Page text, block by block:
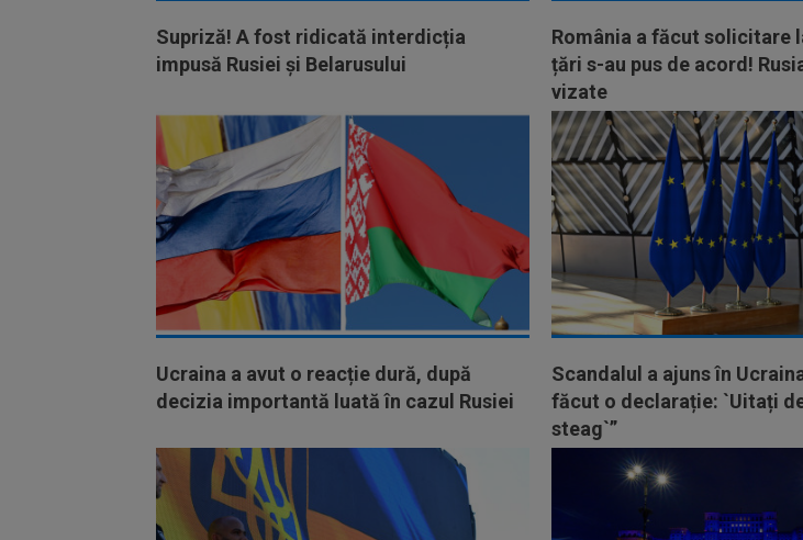
Supriză! A fost ridicată interdicția
impusă Rusiei și Belarusului
România a făcut solicitare
țări s-au pus de acord!
vizate
Ucraina a avut o reacție dură, după
decizia importantă luată în cazul Rusiei
Scandalul a ajuns în
făcut o declarație: `Uitați
steag`”